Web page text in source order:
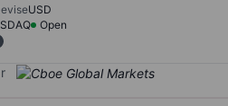
USD
Open